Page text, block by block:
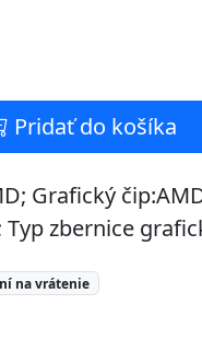
Pridať do košíka
Grafický čip:AMD
zbernice
na vrátenie